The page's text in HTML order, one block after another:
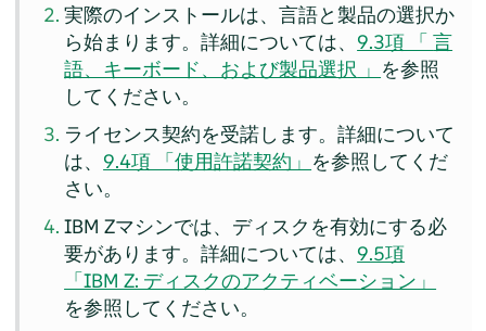
実際のインストールは、言語と製品の選択か
ら始まります。詳細については、 9.3項 「言
語、キーボード、および製品選択 」 を参照
してください。
ライセンス契約を受諾します。詳細について
は、 9.4項 「使用許諾契約」 を参照してくだ
さい。
IBM Zマシンでは、ディスクを有効にする必
要があります。詳細については、 9.5項
「IBM Z: ディスクのアクティベーション」
を参照してください。